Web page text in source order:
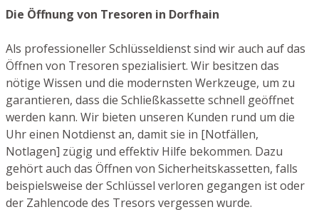
Die Öffnung von Tresoren in Dorfhain
Als professioneller Schlüsseldienst sind wir auch auf das
Öffnen von Tresoren spezialisiert. Wir besitzen das
nötige Wissen und die modernsten Werkzeuge, um zu
garantieren, dass die Schließkassette schnell geöffnet
werden kann. Wir bieten unseren Kunden rund um die
Uhr einen Notdienst an, damit sie in [Notfällen,
Notlagen] zügig und effektiv Hilfe bekommen. Dazu
gehört auch das Öffnen von Sicherheitskassetten, falls
beispielsweise der Schlüssel verloren gegangen ist oder
der Zahlencode des Tresors vergessen wurde.